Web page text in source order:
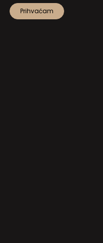
Prihvaćam